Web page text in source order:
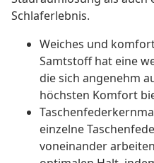
Schlaferlebnis.
Weiches und
Samtstoff hat eine
die sich angenehm
höchsten Komfort
einzelne
voneinander